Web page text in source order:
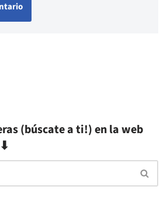
(búscate a ti!) en la web